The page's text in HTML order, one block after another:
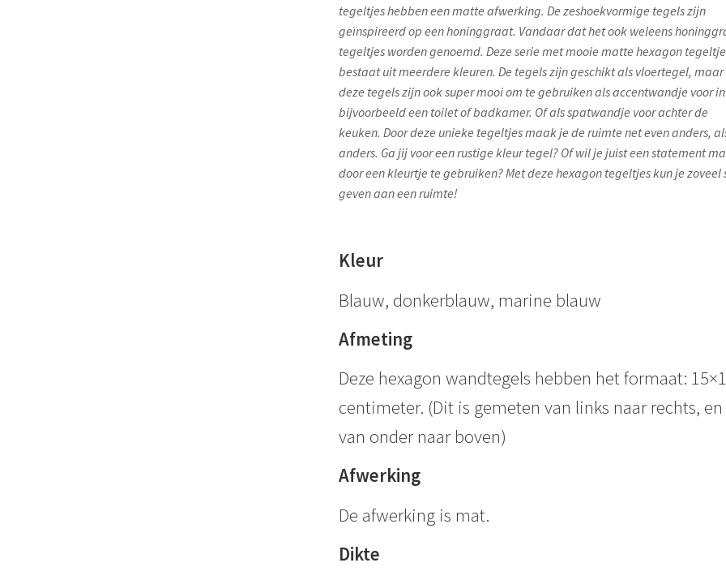
tegeltjes hebben een matte afwerking. De zeshoekvormige tegels zijn
geïnspireerd op een honinggraat. Vandaar dat het ook weleens
tegeltjes worden genoemd. Deze serie met mooie matte hexagon
bestaat uit meerdere kleuren. De tegels zijn geschikt als vloertegel, maar
deze tegels zijn ook super mooi om te gebruiken als accentwandje voor in
bijvoorbeeld een toilet of badkamer. Of als spatwandje voor achter de
keuken. Door deze unieke tegeltjes maak je de ruimte net even anders,
anders. Ga jij voor een rustige kleur tegel? Of wil je juist een statement
door een kleurtje te gebruiken? Met deze hexagon tegeltjes kun je zoveel
geven aan een ruimte!
Kleur
Blauw, donkerblauw, marine blauw
Afmeting
Deze hexagon wandtegels hebben het formaat:
centimeter. (Dit is gemeten van links naar rechts, en
van onder naar boven)
Afwerking
De afwerking is mat.
Dikte